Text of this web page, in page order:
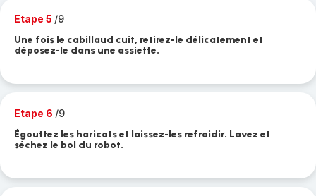
Etape 5 /9
Une fois le cabillaud cuit, retirez-le délicatement et
déposez-le dans une assiette.
Etape 6 /9
Égouttez les haricots et laissez-les refroidir. Lavez et
séchez le bol du robot.